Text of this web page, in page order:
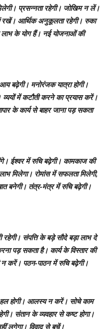
प्रसन्नता रहेगी। जोखिम न लें।
रखें। आर्थिक अनुकूलता रहेगी। रुका
लाभ के योग हैं। नई योजनाओं की
बढ़ेगी। मनोरंजक यात्रा होगी।
व्ययों में कटौती करने का प्रयास करें।
के कार्य से बाहर जाना पड़ सकता
ईश्वर में रुचि बढ़ेगी। कामकाज की
मिलेगा। रोमांस में सफलता मिलेगी,
बनेगी। तंत्र-मंत्र में रुचि बढ़ेगी।
रहेगी। संपत्ति के बड़े सौदे बड़ा लाभ दे
पड़ सकता है। कार्य के विस्तार की
न करें। पठन-पाठन में रुचि बढ़ेगी।
होगी। आलस्य न करें। सोचे काम
संतान के व्यवहार से कष्ट होगा।
लगेगा। विवाद से बचें।